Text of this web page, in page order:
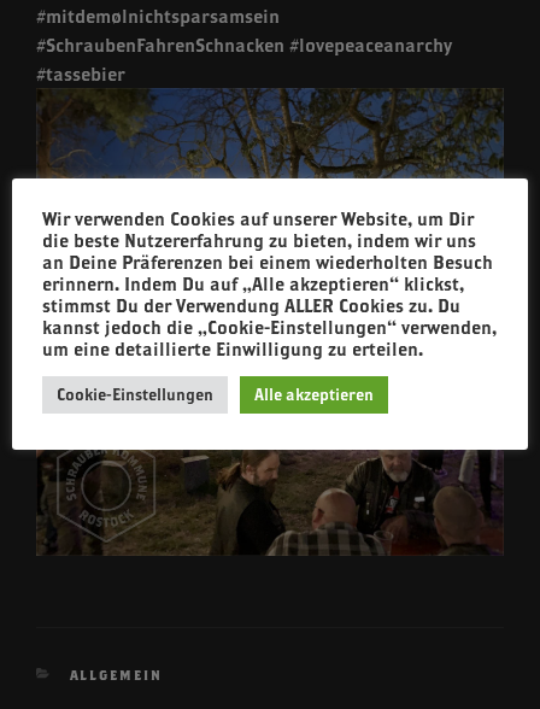
#mitdemølnichtsparsamsein
#SchraubenFahrenSchnacken #lovepeaceanarchy
#tassebier
KATEGORIEN
ALLGEMEIN
Wir verwenden Cookies auf unserer Website, um Dir
die beste Nutzererfahrung zu bieten, indem wir uns
an Deine Präferenzen bei einem wiederholten Besuch
erinnern. Indem Du auf „Alle akzeptieren“ klickst,
stimmst Du der Verwendung ALLER Cookies zu. Du
kannst jedoch die „Cookie-Einstellungen“ verwenden,
um eine detaillierte Einwilligung zu erteilen.
Cookie-Einstellungen Alle akzeptieren